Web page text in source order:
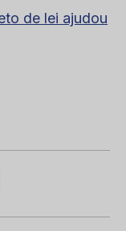
de lei ajudou